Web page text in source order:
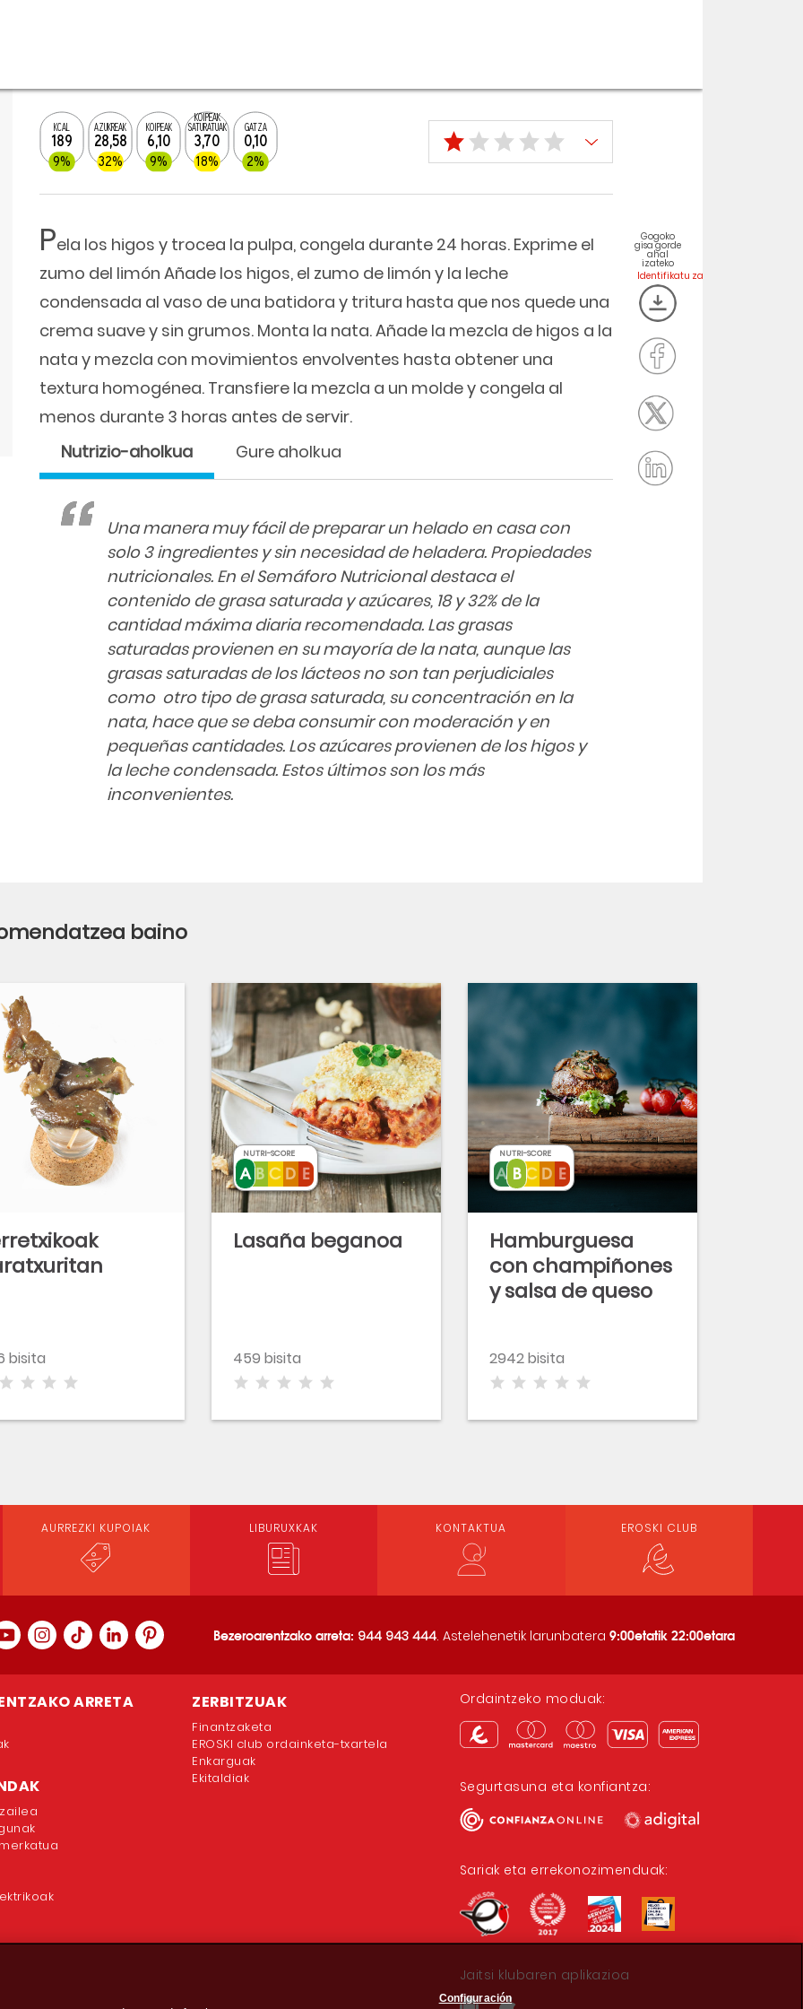
KCAL
189
9%
AZUKREAK
28,58
32%
KOIPEAK
6,10
9%
KOIPEAK
SATURATUAK
3,70
18%
GATZA
0,10
2%
Pela los higos y trocea la pulpa, congela durante 24 horas. Exprime el
zumo del limón Añade los higos, el zumo de limón y la leche
condensada al vaso de una batidora y tritura hasta que nos quede una
crema suave y sin grumos. Monta la nata. Añade la mezcla de higos a la
nata y mezcla con movimientos envolventes hasta obtener una
textura homogénea. Transfiere la mezcla a un molde y congela al
menos durante 3 horas antes de servir.
Nutrizio-aholkua
Gure aholkua
Una manera muy fácil de preparar un helado en casa con
solo 3 ingredientes y sin necesidad de heladera. Propiedades
nutricionales. En el Semáforo Nutricional destaca el
contenido de grasa saturada y azúcares, 18 y 32% de la
cantidad máxima diaria recomendada. Las grasas
saturadas provienen en su mayoría de la nata, aunque las
grasas saturadas de los lácteos no son tan perjudiciales
como otro tipo de grasa saturada, su concentración en la
nata, hace que se deba consumir con moderación y en
pequeñas cantidades. Los azúcares provienen de los higos y
la leche condensada. Estos últimos son los más
inconvenientes.
Gogoko
gisa gorde
ahal
izateko
baino
bisita
Lasaña beganoa
459 bisita
NUTRI-SCORE
Hamburguesa
con champiñones
y salsa de queso
2942 bisita
NUTRI-SCORE
AURREZKI KUPOIAK LIBURUXKAK KONTAKTUA EROSKI CLUB
Bezeroarentzako arreta: 944 943 444. Astelehenetik larunbatera 9:00etatik 22:00etara
ARRETA ZERBITZUAK
Finantzaketa
EROSKI club ordainketa-txartela
Enkarguak
Ekitaldiak
Ordaintzeko moduak:
Segurtasuna eta konfiantza:
Sariak eta errekonozimenduak:
Jaitsi klubaren aplikazioa
Configuración